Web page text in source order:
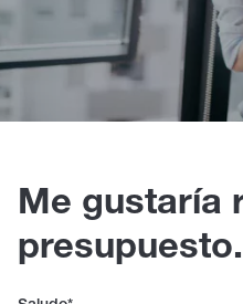
Me gustaría
presupuesto.